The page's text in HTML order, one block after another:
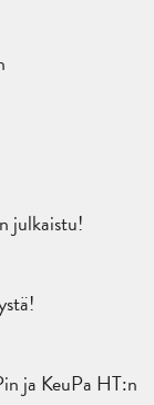
julkaistu!
ja KeuPa HT:n